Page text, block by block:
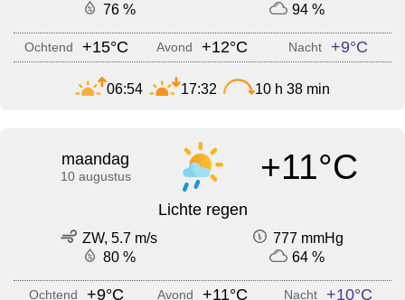
76 %
94 %
Ochtend +15°C Avond +12°C Nacht +9°C
06:54 17:32 10 h 38 min
maandag
10 augustus +11°C
Lichte regen
ZW, 5.7 m/s
777 mmHg
80 %
64 %
Ochtend +9°C Avond +11°C Nacht +10°C